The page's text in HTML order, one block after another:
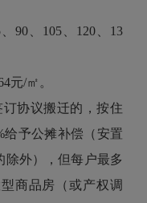
、105、120、13
/㎡。
协议搬迁的，按住
给予公摊补偿（安置
除外），但每户最多
商品房（或产权调